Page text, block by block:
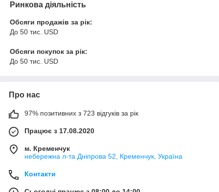
Ринкова діяльність
Обсяги продажів за рік:
До 50 тис. USD
Обсяги покупок за рік:
До 50 тис. USD
Про нас
97% позитивних з 723 відгуків за рік
Працює з 17.08.2020
м. Кременчук
небережна л-та Дніпрова 52, Кременчук, Україна
Контакти